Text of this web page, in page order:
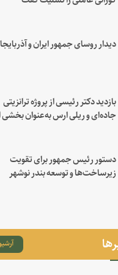
دیدار روسای جمهور ایران و
بازدید دکتر رئیسی از پروژه ترانزیتی
جاده‌ای و ریلی ارس به‌عنوان بخشی
دستور رئیس جمهور برای تقویت
زیرساخت‌ها و توسعه بندر نوشهر